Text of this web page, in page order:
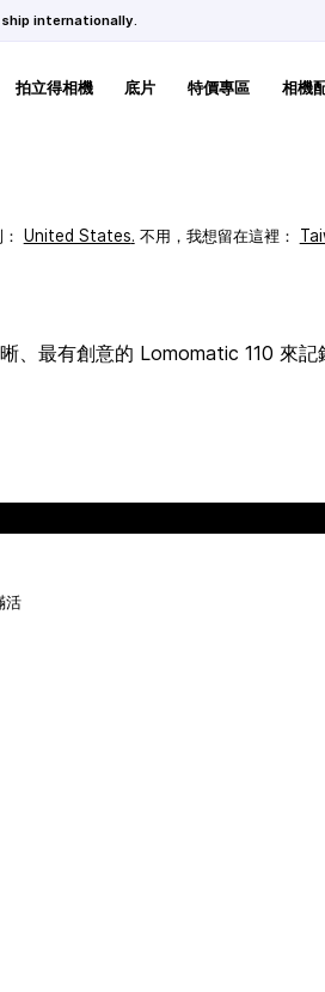
ship internationally.
拍立得相機 底片 特價專區 相機
United States. 不用，我想留在這裡：
、最有創意的 Lomomatic 110 來記
活